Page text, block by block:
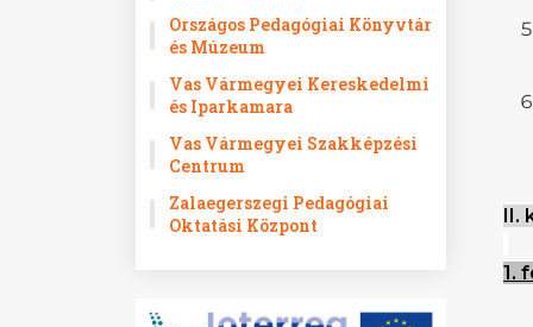
Országos Pedagógiai Könyvtár
és Múzeum
Vas Vármegyei Kereskedelmi
és Iparkamara
Vas Vármegyei Szakképzési
Centrum
Zalaegerszegi Pedagógiai
Oktatási Központ
1.